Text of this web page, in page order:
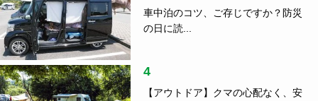
車中泊のコツ、ご存じですか？防災
の日に読...
4
【アウトドア】クマの心配なく、安